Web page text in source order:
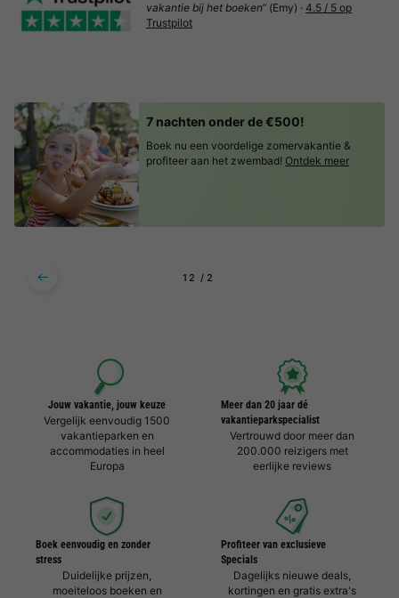
vakantie bij het boeken“ (Emy) · 4.5 / 5 op
Trustpilot
7 nachten onder de €500!
Boek nu een voordelige zomervakantie &
profiteer aan het zwembad! Ontdek meer
1 2
Jouw vakantie, jouw keuze
Vergelijk eenvoudig 1500
vakantieparken en
accommodaties in heel
Europa
Meer dan 20 jaar dé
vakantieparkspecialist
Vertrouwd door meer dan
200.000 reizigers met
eerlijke reviews
Boek eenvoudig en zonder
stress
Duidelijke prijzen,
moeiteloos boeken en
Profiteer van exclusieve
Specials
Dagelijks nieuwe deals,
kortingen en gratis extra's